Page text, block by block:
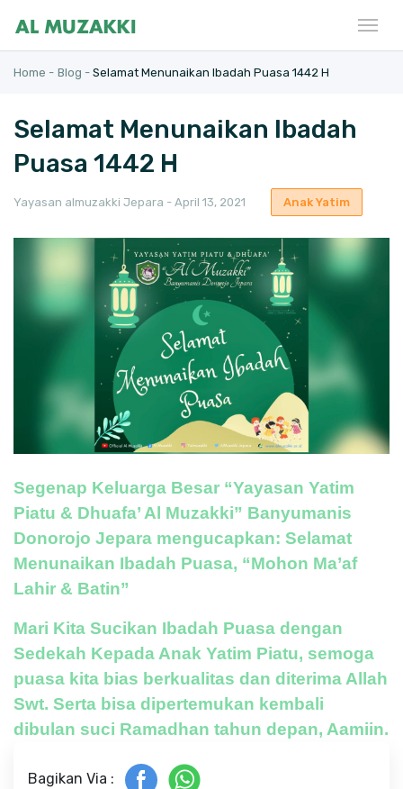
Home - Blog - Selamat Menunaikan Ibadah Puasa 1442 H
Selamat Menunaikan Ibadah
Puasa 1442 H
Yayasan almuzakki Jepara - April 13, 2021 Anak Yatim
Segenap Keluarga Besar “Yayasan Yatim
Piatu & Dhuafa’ Al Muzakki” Banyumanis
Donorojo Jepara mengucapkan: Selamat
Menunaikan Ibadah Puasa, “Mohon Ma’af
Lahir & Batin”
Mari Kita Sucikan Ibadah Puasa dengan
Sedekah Kepada Anak Yatim Piatu, semoga
puasa kita bias berkualitas dan diterima Allah
Swt. Serta bisa dipertemukan kembali
dibulan suci Ramadhan tahun depan, Aamiin.
Bagikan Via :